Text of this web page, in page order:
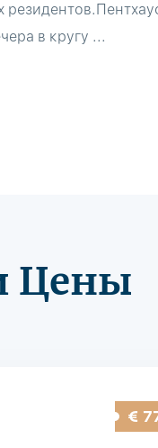
в кругу ...
Цены
€